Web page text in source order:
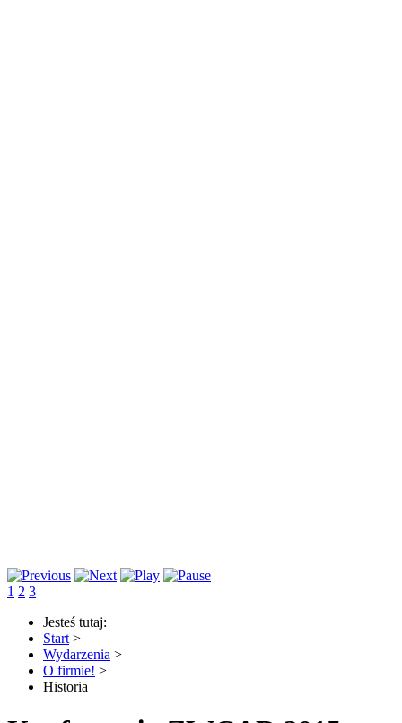
1 2 3
Jesteś tutaj:
Start >
Wydarzenia >
O firmie! >
Historia